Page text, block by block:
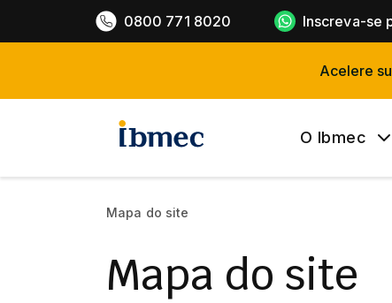
0800 771 8020 Inscreva-se
Acelere
O Ibmec
Mapa do site
Mapa do site